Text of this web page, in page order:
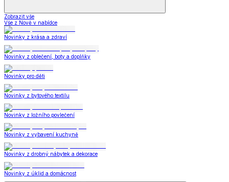
Zobrazit vše
Vše z Nově v nabídce
Novinky z krása a zdraví
Novinky z oblečení, boty a doplňky
Novinky pro děti
Novinky z bytového textilu
Novinky z ložního povlečení
Novinky z vybavení kuchyně
Novinky z drobný nábytek a dekorace
Novinky z úklid a domácnost